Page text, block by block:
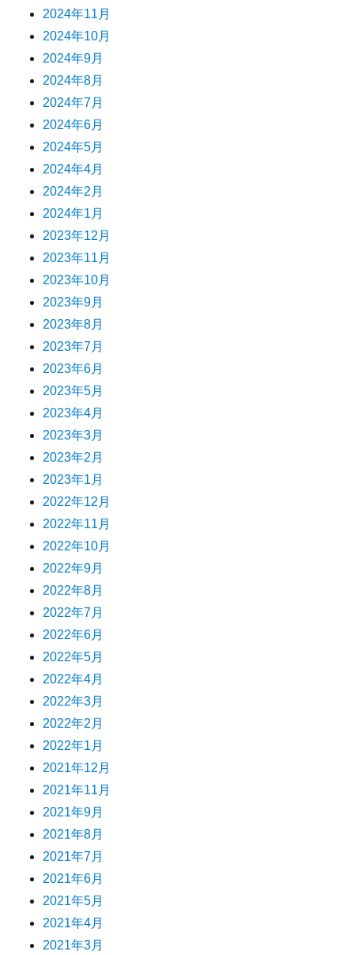
2024年11月
2024年10月
2024年9月
2024年8月
2024年7月
2024年6月
2024年5月
2024年4月
2024年2月
2024年1月
2023年12月
2023年11月
2023年10月
2023年9月
2023年8月
2023年7月
2023年6月
2023年5月
2023年4月
2023年3月
2023年2月
2023年1月
2022年12月
2022年11月
2022年10月
2022年9月
2022年8月
2022年7月
2022年6月
2022年5月
2022年4月
2022年3月
2022年2月
2022年1月
2021年12月
2021年11月
2021年9月
2021年8月
2021年7月
2021年6月
2021年5月
2021年4月
2021年3月